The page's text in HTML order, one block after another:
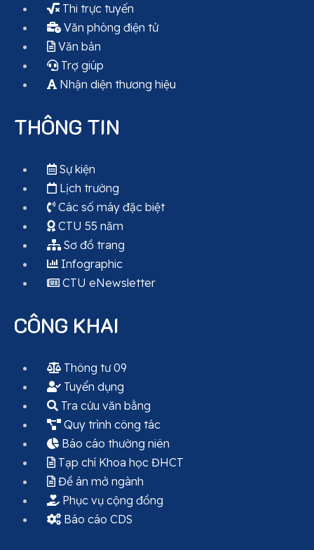
Thi trực tuyến
Văn phòng điện tử
Văn bản
Trợ giúp
Nhận diện thương hiệu
THÔNG TIN
Sự kiện
Lịch trường
Các số máy đặc biệt
CTU 55 năm
Sơ đồ trang
Infographic
CTU eNewsletter
CÔNG KHAI
Thông tư 09
Tuyển dụng
Tra cứu văn bằng
Quy trình công tác
Báo cáo thường niên
Tạp chí Khoa học ĐHCT
Đề án mở ngành
Phục vụ cộng đồng
Báo cáo CDS